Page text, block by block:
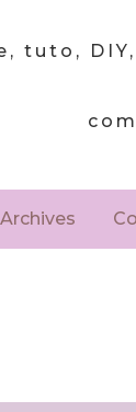
tuto,
Archives